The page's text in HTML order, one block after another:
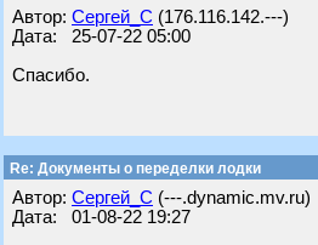
Автор: Сергей_С (176.116.142.---)
Дата: 25-07-22 05:00
Спасибо.
Re: Документы о переделки лодки
Автор: Сергей_С (---.dynamic.mv.ru)
Дата: 01-08-22 19:27